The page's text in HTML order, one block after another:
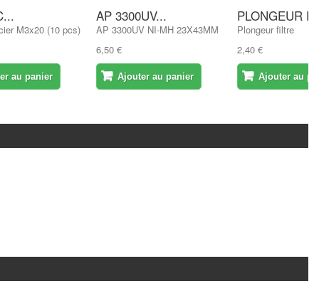
M3x20 (10 pcs)
au panier
AP 3300UV...
AP 3300UV NI-MH 23X43MM
6,50 €
Ajouter au panier
PLONGEUR
Plongeur filtre
2,40 €
Ajouter au